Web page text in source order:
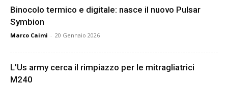
Binocolo termico e digitale: nasce il nuovo Pulsar
Symbion
Marco Caimi - 20 Gennaio 2026
L’Us army cerca il rimpiazzo per le mitragliatrici
M240